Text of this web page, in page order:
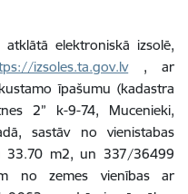
elektroniskā izsolē,
izsoles.ta.gov.lv, ar
īpašumu (kadastra
2” k-9-74, Mucenieki,
sastāv no vienistabas
33.70 m2, un 337/36499
no zemes vienības ar